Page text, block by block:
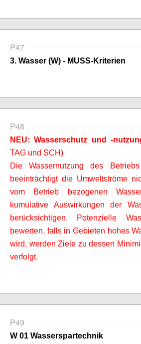
P47
3. Wasser (W) - MUSS-Kriterien
P48
NEU: Wasserschutz und -
TAG und SCH)
Die Wassernutzung des
beeinträchtigt die Umweltströme
vom Betrieb bezogenen
kumulative Auswirkungen der
berücksichtigen. Potenzielle
bewerten, falls in Gebieten hohes
wird, werden Ziele zu dessen
verfolgt.
P49
W 01 Wasserspartechnik